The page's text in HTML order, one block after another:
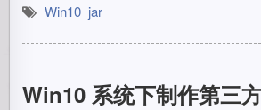
Win10 jar
Win10 系统下制作第三